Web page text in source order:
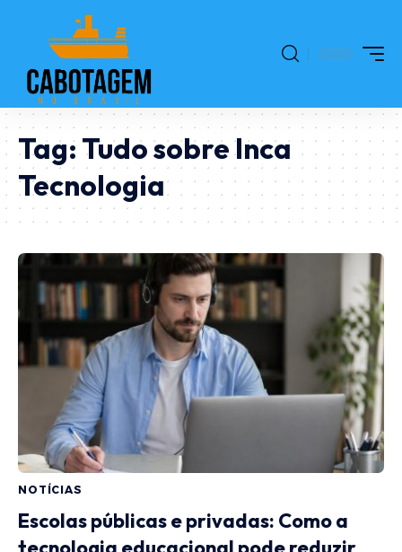
Tag: Tudo sobre Inca
Tecnologia
NOTÍCIAS
Escolas públicas e privadas: Como a